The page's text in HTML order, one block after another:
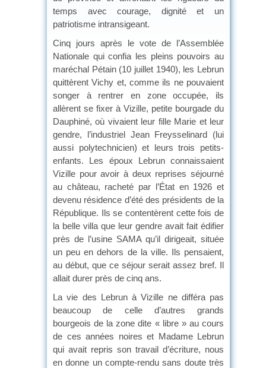
temps avec courage, dignité et un
patriotisme intransigeant.
Cinq jours après le vote de l’Assemblée
Nationale qui confia les pleins pouvoirs au
maréchal Pétain (10 juillet 1940), les Lebrun
quittèrent Vichy et, comme ils ne pouvaient
songer à rentrer en zone occupée, ils
allèrent se fixer à Vizille, petite bourgade du
Dauphiné, où vivaient leur fille Marie et leur
gendre, l’industriel Jean Freysselinard (lui
aussi polytechnicien) et leurs trois petits-
enfants. Les époux Lebrun connaissaient
Vizille pour avoir à deux reprises séjourné
au château, racheté par l’État en 1926 et
devenu résidence d’été des présidents de la
République. Ils se contentèrent cette fois de
la belle villa que leur gendre avait fait édifier
près de l’usine SAMA qu’il dirigeait, située
un peu en dehors de la ville. Ils pensaient,
au début, que ce séjour serait assez bref. Il
allait durer près de cinq ans.
La vie des Lebrun à Vizille ne différa pas
beaucoup de celle d’autres grands
bourgeois de la zone dite « libre » au cours
de ces années noires et Madame Lebrun
qui avait repris son travail d’écriture, nous
en donne un compte-rendu sans doute très